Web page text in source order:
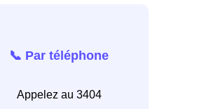
📞 Par téléphone
Appelez au 3404